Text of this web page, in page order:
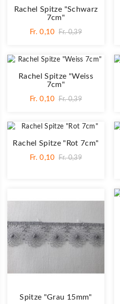
Rachel Spitze "Schwarz
7cm"
Fr. 0,10 Fr. 0,39
Rachel Spitze "Weiss
7cm"
Fr. 0,10 Fr. 0,39
Rachel Spitze "Rot 7cm"
Fr. 0,10 Fr. 0,39
Spitze "Grau 15mm"